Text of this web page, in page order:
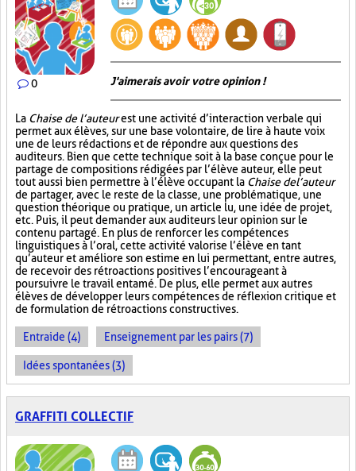
0 J'aimerais avoir votre opinion !
La Chaise de l’auteurest une activité d’interaction verbale qui
permet aux élèves, sur une base volontaire, de lire à haute voix
une de leurs rédactions et de répondre aux questions des
auditeurs. Bien que cette technique soit à la base conçue pour le
partage de compositions rédigées par l’élève auteur, elle peut
tout aussi bien permettre à l’élève occupant la Chaise de l’auteur
de partager, avec le reste de la classe, une problématique, une
question théorique ou pratique, un article lu, une idée de projet,
etc. Puis, il peut demander aux auditeurs leur opinion sur le
contenu partagé. En plus de renforcer les compétences
linguistiques à l’oral, cette activité valorise l’élève en tant
qu’auteur et améliore son estime en lui permettant, entre autres,
de recevoir des rétroactions positives l’encourageant à
poursuivre le travail entamé. De plus, elle permet aux autres
élèves de développer leurs compétences de réflexion critique et
de formulation de rétroactions constructives.
Entraide (4) Enseignement par les pairs (7)
Idées spontanées (3)
GRAFFITI COLLECTIF